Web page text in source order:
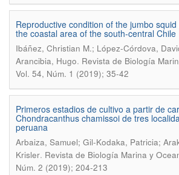
Reproductive condition of the jumbo
the coastal area of the south-central Chile
Ibáñez, Christian M.; López-Córdova,
Arancibia, Hugo. Revista de Biología
Vol. 54, Núm. 1 (2019); 35-42
Primeros estadios de cultivo a partir de
Chondracanthus chamissoi de tres
peruana
Arbaiza, Samuel; Gil-Kodaka, Patricia;
Krisler. Revista de Biología Marina y
Núm. 2 (2019); 204-213